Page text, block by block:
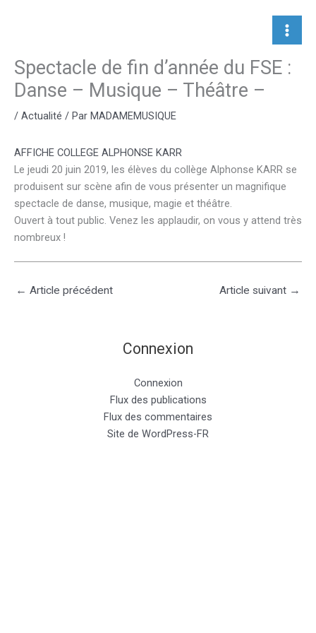
Spectacle de fin d’année du FSE :
Danse – Musique – Théâtre –
/ Actualité / Par MADAMEMUSIQUE
AFFICHE COLLEGE ALPHONSE KARR
Le jeudi 20 juin 2019, les élèves du collège Alphonse KARR se
produisent sur scène afin de vous présenter un magnifique
spectacle de danse, musique, magie et théâtre.
Ouvert à tout public. Venez les applaudir, on vous y attend très
nombreux !
← Article précédent Article suivant →
Connexion
Connexion
Flux des publications
Flux des commentaires
Site de WordPress-FR